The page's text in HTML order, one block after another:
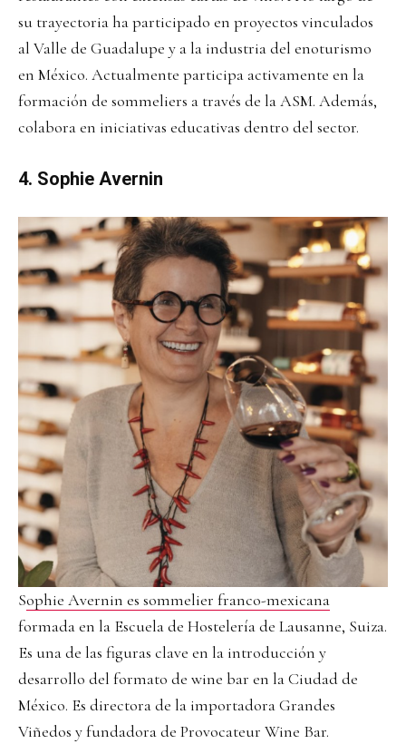
su trayectoria ha participado en proyectos vinculados
al Valle de Guadalupe y a la industria del enoturismo
en México. Actualmente participa activamente en la
formación de sommeliers a través de la ASM. Además,
colabora en iniciativas educativas dentro del sector.
4. Sophie Avernin
Sophie Avernin es sommelier franco-mexicana
formada en la Escuela de Hostelería de Lausanne, Suiza.
Es una de las figuras clave en la introducción y
desarrollo del formato de wine bar en la Ciudad de
México. Es directora de la importadora Grandes
Viñedos y fundadora de Provocateur Wine Bar.